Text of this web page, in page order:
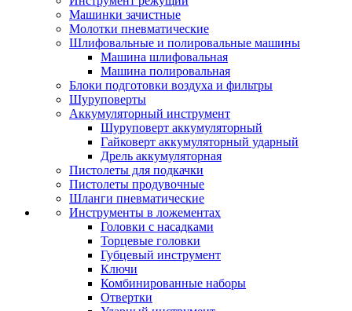
Машинки зачистные
Молотки пневматические
Шлифовальные и полировальные машины
Машина шлифовальная
Машина полировальная
Блоки подготовки воздуха и фильтры
Шуруповерты
Аккумуляторный инструмент
Шуруповерт аккумуляторный
Гайковерт аккумуляторный ударный
Дрель аккумуляторная
Пистолеты для подкачки
Пистолеты продувочные
Шланги пневматические
Инструменты в ложементах
Головки с насадками
Торцевые головки
Губцевый инструмент
Ключи
Комбинированные наборы
Отвертки